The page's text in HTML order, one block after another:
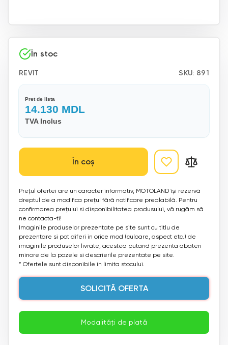
În stoc
REVIT SKU: 891
Pret de lista
14.130 MDL
TVA Inclus
În coș
Prețul ofertei are un caracter informativ, MOTOLAND își rezervă
dreptul de a modifica prețul fără notificare prealabilă. Pentru
confirmarea prețului si disponibilitatea produsului, vă rugăm să
ne contacta-ti!
Imaginile produselor prezentate pe site sunt cu titlu de
prezentare si pot diferi in orice mod (culoare, aspect etc.) de
imaginile produselor livrate, acestea putand prezenta abateri
minore de la pozele si descrierile prezentate pe site.
* Ofertele sunt disponibile in limita stocului.
SOLICITĂ OFERTA
Modalități de plată